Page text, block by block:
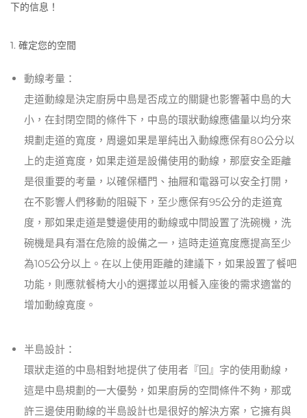
下的信息！
1. 確定您的空間
動線考量：
走道動線是決定廚房中島是否成立的關鍵也影響著中島的大
小，在封閉空間的條件下，中島的環狀動線應儘量以均分來
規劃走道的寬度，周邊如果是單純出入動線應保有80公分以
上的走道寬度，如果走道是設備使用的動線，那麼安全距離
是很重要的考量，以確保櫃門、抽屜和電器可以安全打開，
在不影響人們移動的阻礙下，至少應保有95公分的走道寬
度，那如果走道是雙邊使用的動線或中間設置了洗碗機，洗
碗機是具有潛在危險的設備之一，這時走道寬度應提高至少
為105公分以上。在以上使用距離的建議下，如果設置了餐吧
功能，則應就餐椅大小的選擇並以用餐入座後的需求適當的
增加動線寬度。
半島設計：
環狀走道的中島相對地提供了使用者『回』字的使用動線，
這是中島規劃的一大優勢，如果廚房的空間條件不夠，那或
許三邊使用動線的半島設計也是很好的解決方案，它擁有與